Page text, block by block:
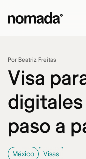
Por Beatriz Freitas
Visa
paso a
México Visas